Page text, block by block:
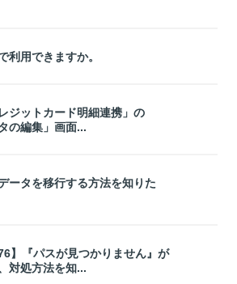
利用できますか。
ジットカード明細連携」の
の編集」画面...
ータを移行する方法を知りた
】『パスが見つかりません』が
対処方法を知...